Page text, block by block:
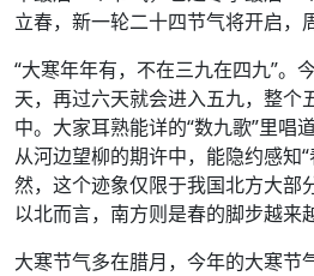
立春，新一轮二十四节气将开启，
“大寒年年有，不在三九在四九”。
天，再过六天就会进入五九，整个
中。大家耳熟能详的“数九歌”里唱
从河边望柳的期许中，能隐约感知
然，这个迹象仅限于我国北方大部
以北而言，南方则是春的脚步越来
大寒节气多在腊月，今年的大寒节